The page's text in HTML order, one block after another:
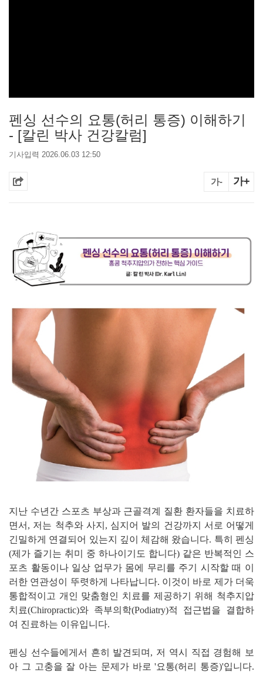
펜싱 선수의 요통(허리 통증) 이해하기
- [칼린 박사 건강칼럼]
기사입력 2026.06.03 12:50
가- 가+
지난 수년간 스포츠 부상과 근골격계 질환 환자들을 치료하
면서, 저는 척추와 사지, 심지어 발의 건강까지 서로 어떻게
긴밀하게 연결되어 있는지 깊이 체감해 왔습니다. 특히 펜싱
(제가 즐기는 취미 중 하나이기도 합니다) 같은 반복적인 스
포츠 활동이나 일상 업무가 몸에 무리를 주기 시작할 때 이
러한 연관성이 뚜렷하게 나타납니다. 이것이 바로 제가 더욱
통합적이고 개인 맞춤형인 치료를 제공하기 위해 척추지압
치료(Chiropractic)와 족부의학(Podiatry)적 접근법을 결합하
여 진료하는 이유입니다.
펜싱 선수들에게서 흔히 발견되며, 저 역시 직접 경험해 보
아 그 고충을 잘 아는 문제가 바로 '요통(허리 통증)'입니다.